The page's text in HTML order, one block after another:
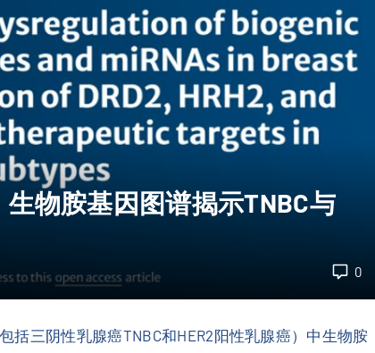
物胺基因图谱揭示TNBC与
0
括三阴性乳腺癌TNBC和HER2阳性乳腺癌）中生物胺